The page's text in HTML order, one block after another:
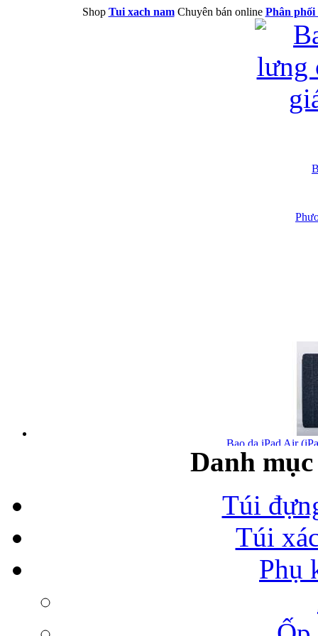
Shop Tui xach namChuyên bán online Phân phối
Bao da iPad Air
Bao da iPad Air
Danh
Túi
Túi
Phụ